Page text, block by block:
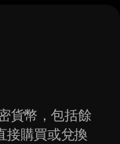
貨幣，包括餘
接購買或兌換